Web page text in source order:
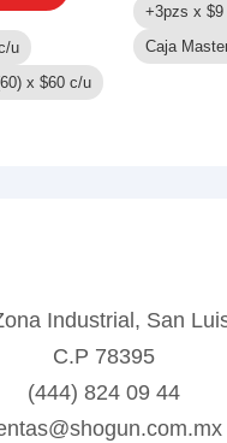
u
x $60 c/u
+3pzs x $9
Caja
Industrial, San
C.P 78395
(444) 824 09 44